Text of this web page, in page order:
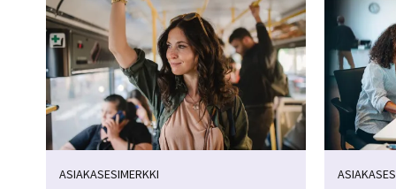
ASIAKASESIMERKKI